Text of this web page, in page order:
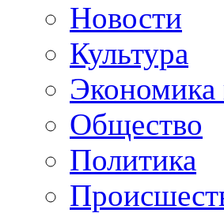
Новости
Культура
Экономика
Общество
Политика